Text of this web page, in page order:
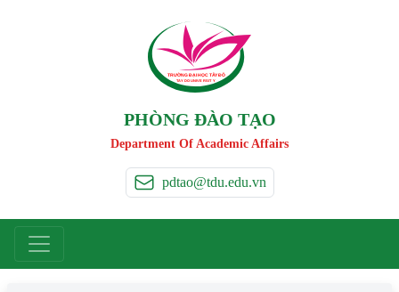
TRƯỜNG ĐẠI HỌC TÂY ĐÔ
TAY DO UNIVERSIT Y
PHÒNG ĐÀO TẠO
Department Of Academic Affairs
pdtao@tdu.edu.vn